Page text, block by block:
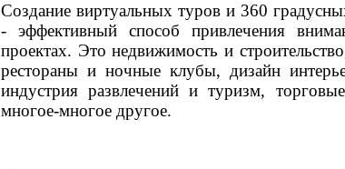
Создание виртуальных туров и 360
- эффективный способ привлечения
проектах. Это недвижимость и
рестораны и ночные клубы, дизайн
индустрия развлечений и туризм,
многое-многое другое.